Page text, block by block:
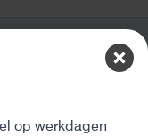
op werkdagen